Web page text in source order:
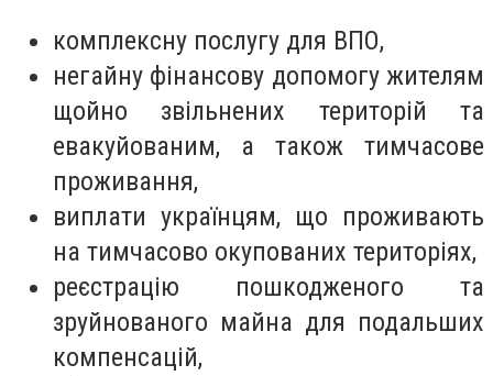
комплексну послугу для ВПО,
негайну фінансову допомогу жителям
щойно звільнених територій та
евакуйованим, а також тимчасове
проживання,
виплати українцям, що проживають
на тимчасово окупованих територіях,
реєстрацію пошкодженого та
зруйнованого майна для подальших
компенсацій,